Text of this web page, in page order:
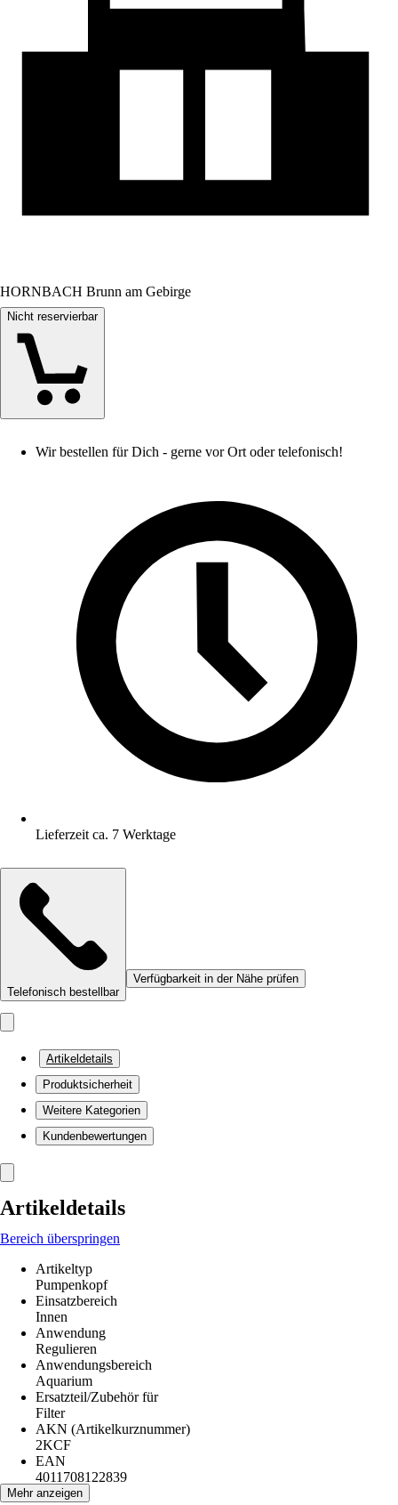
HORNBACH Brunn am Gebirge
Nicht reservierbar
Wir bestellen für Dich - gerne vor Ort oder telefonisch!
Lieferzeit ca. 7 Werktage
Telefonisch bestellbar
Verfügbarkeit in der Nähe prüfen
Artikeldetails
Produktsicherheit
Weitere Kategorien
Kundenbewertungen
Artikeldetails
Bereich überspringen
Artikeltyp
Pumpenkopf
Einsatzbereich
Innen
Anwendung
Regulieren
Anwendungsbereich
Aquarium
Ersatzteil/Zubehör für
Filter
AKN (Artikelkurznummer)
2KCF
EAN
4011708122839
Mehr anzeigen